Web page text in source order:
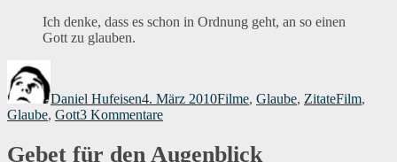
Ich denke, dass es schon in Ordnung geht, an so einen
Gott zu glauben.
Daniel Hufeisen4. März 2010Filme, Glaube, ZitateFilm,
Glaube, Gott3 Kommentarezu
Gebet für den Augenblick